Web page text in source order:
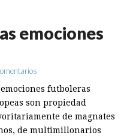
emociones
emociones futboleras
son propiedad
de magnates
de multimillonarios